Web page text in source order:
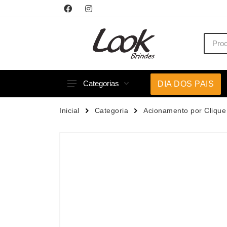
Categorias
Acessórios p/ Celular
Canecas
DIA DOS PAIS
Inicial Categoria Acionamento por Clique